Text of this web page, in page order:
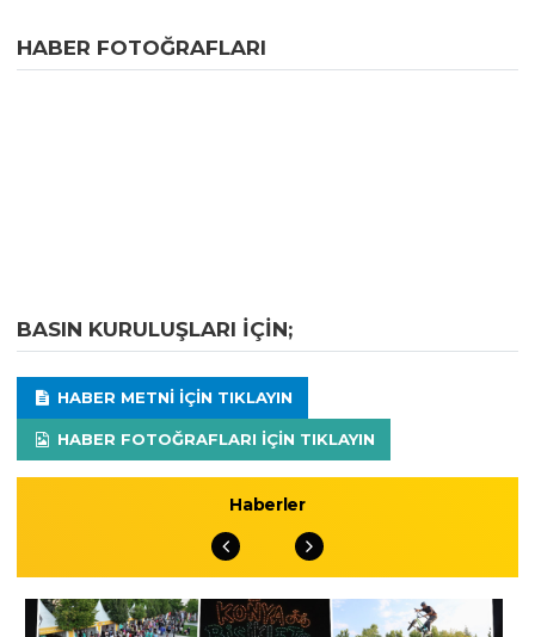
HABER FOTOĞRAFLARI
BASIN KURULUŞLARI IÇIN;
HABER METNI IÇIN TIKLAYIN
HABER FOTOĞRAFLARI IÇIN TIKLAYIN
Haberler